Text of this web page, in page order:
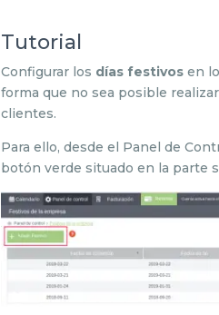
Tutorial
Configurar los días festivosen
forma que no sea posible
clientes.
Para ello, desde el Panel de
botón verde situado en la parte